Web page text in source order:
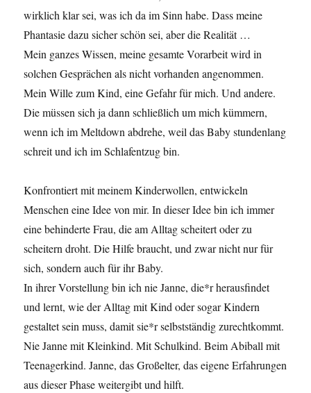
wirklich klar sei, was ich da im Sinn habe. Dass meine
Phantasie dazu sicher schön sei, aber die Realität …
Mein ganzes Wissen, meine gesamte Vorarbeit wird in
solchen Gesprächen als nicht vorhanden angenommen.
Mein Wille zum Kind, eine Gefahr für mich. Und andere.
Die müssen sich ja dann schließlich um mich kümmern,
wenn ich im Meltdown abdrehe, weil das Baby stundenlang
schreit und ich im Schlafentzug bin.
Konfrontiert mit meinem Kinderwollen, entwickeln
Menschen eine Idee von mir. In dieser Idee bin ich immer
eine behinderte Frau, die am Alltag scheitert oder zu
scheitern droht. Die Hilfe braucht, und zwar nicht nur für
sich, sondern auch für ihr Baby.
In ihrer Vorstellung bin ich nie Janne, die*r herausfindet
und lernt, wie der Alltag mit Kind oder sogar Kindern
gestaltet sein muss, damit sie*r selbstständig zurechtkommt.
Nie Janne mit Kleinkind. Mit Schulkind. Beim Abiball mit
Teenagerkind. Janne, das Großelter, das eigene Erfahrungen
aus dieser Phase weitergibt und hilft.